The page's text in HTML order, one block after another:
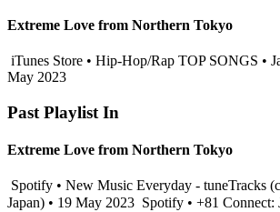
Extreme Love from Northern Tokyo
iTunes Store • Hip-Hop/Rap TOP SONGS •
May 2023
Past Playlist In
Extreme Love from Northern Tokyo
Spotify • New Music Everyday - tuneTracks
Japan) • 19 May 2023 Spotify • +81